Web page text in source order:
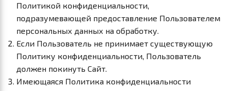
Политикой конфиденциальности,
подразумевающей предоставление Пользователем
персональных данных на обработку.
Если Пользователь не принимает существующую
Политику конфиденциальности, Пользователь
должен покинуть Сайт.
Имеющаяся Политика конфиденциальности